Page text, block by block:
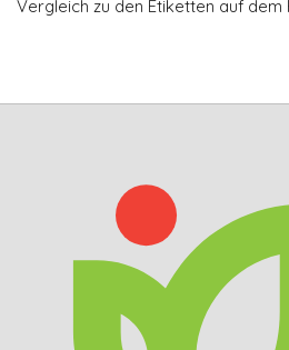
Vergleich zu den Etiketten auf dem